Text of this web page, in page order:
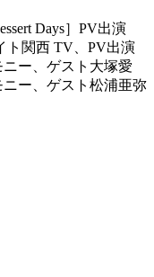
Days］PV出演
ト関西 TV、PV出演
ー、ゲスト大塚愛
ニー、ゲスト松浦亜弥